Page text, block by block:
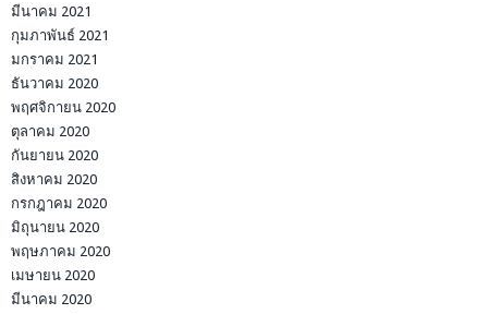
มีนาคม 2021
กุมภาพันธ์ 2021
มกราคม 2021
ธันวาคม 2020
พฤศจิกายน 2020
ตุลาคม 2020
กันยายน 2020
สิงหาคม 2020
กรกฎาคม 2020
มิถุนายน 2020
พฤษภาคม 2020
เมษายน 2020
มีนาคม 2020